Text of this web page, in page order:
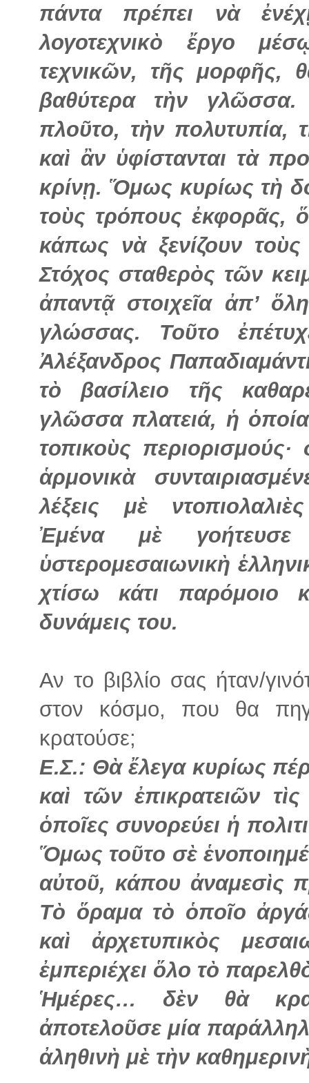
πάντα πρέπει νὰ
λογοτεχνικὸ ἔργο
τεχνικῶν, τῆς μορφῆς,
βαθύτερα τὴν γλῶσσα.
πλοῦτο, τὴν πολυτυπία,
καὶ ἂν ὑφίστανται τὰ
κρίνῃ. Ὅμως κυρίως τὴ
τοὺς τρόπους ἐκφορᾶς,
κάπως νὰ ξενίζουν
Στόχος σταθερὸς τῶν
ἀπαντᾷ στοιχεῖα ἀπ’
γλώσσας. Τοῦτο
Ἀλέξανδρος
τὸ βασίλειο τῆς
γλῶσσα πλατειά, ἡ ὁποία
τοπικοὺς περιορισμούς·
ἁρμονικὰ
λέξεις μὲ
Ἐμέναμὲ
ὑστερομεσαιωνικὴ
χτίσω κάτι παρόμοιο
δυνάμεις του.
Αν το βιβλίο σας ήταν/
στον κόσμο, που θα
κρατούσε;
Ε.Σ.: Θὰ ἔλεγα κυρίως
καὶ τῶν ἐπικρατειῶν
ὁποῖες συνορεύει ἡ
Ὅμως τοῦτο σὲ
αὐτοῦ, κάπου ἀναμεσὶς
Τὸ ὅραμα τὸ ὁποῖο
καὶ ἀρχετυπικὸς
ἐμπεριέχει ὅλο τὸ
Ἡμέρες… δὲν θὰ
ἀποτελοῦσε μία
ἀληθινὴ μὲ τὴν